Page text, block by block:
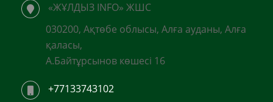
«ЖҰЛДЫЗ INFO» ЖШС
030200, Ақтөбе облысы, Алға ауданы, Алға
қаласы,
А.Байтұрсынов көшесі 16
+77133743102